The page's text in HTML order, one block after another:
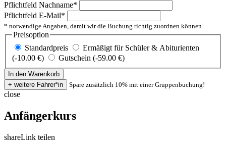
Pflichtfeld Nachname*
Pflichtfeld E-Mail*
* notwendige Angaben, damit wir die Buchung richtig zuordnen können
Preisoption
Standardpreis
Ermäßigt für Schüler & Abiturienten
(-10.00 €)
Gutschein (-59.00 €)
Spare zusätzlich 10% mit einer Gruppenbuchung!
close
Anfängerkurs
shareLink teilen